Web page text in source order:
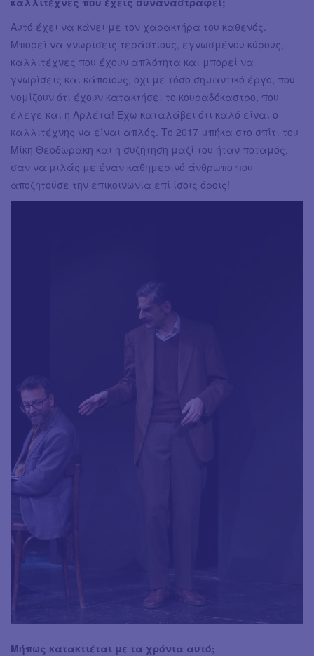
Αυτό έχει να κάνει με τον χαρακτήρα του καθενός.
Μπορεί να γνωρίσεις τεράστιους, εγνωσμένου κύρους,
καλλιτέχνες που έχουν απλότητα και μπορεί να
γνωρίσεις και κάποιους, όχι με τόσο σημαντικό έργο, που
νομίζουν ότι έχουν κατακτήσει το κουραδόκαστρο, που
έλεγε και η Αρλέτα! Έχω καταλάβει ότι καλό είναι ο
καλλιτέχνης να είναι απλός. Το 2017 μπήκα στο σπίτι του
Μίκη Θεοδωράκη και η συζήτηση μαζί του ήταν ποταμός,
σαν να μιλάς με έναν καθημερινό άνθρωπο που
αποζητούσε την επικοινωνία επί ίσοις όροις!
Μήπως κατακτιέται με τα χρόνια αυτό;